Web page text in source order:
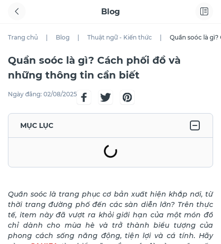
Blog
Trang chủ Blog Thuật ngữ - Kiến thức Quần soóc là
Quần soóc là gì? Cách phối đồ và
những thông tin cần biết
Ngày đăng: 02/08/2025
MỤC LỤC
Quần soóc là trang phục cơ bản xuất hiện khắp nơi, từ
thời trang đường phố đến các sàn diễn lớn? Trên thực
tế, item này đã vượt ra khỏi giới hạn của một món đồ
chỉ dành cho mùa hè và trở thành biểu tượng của
phong cách sống năng động, tiện lợi và cá tính. Hãy